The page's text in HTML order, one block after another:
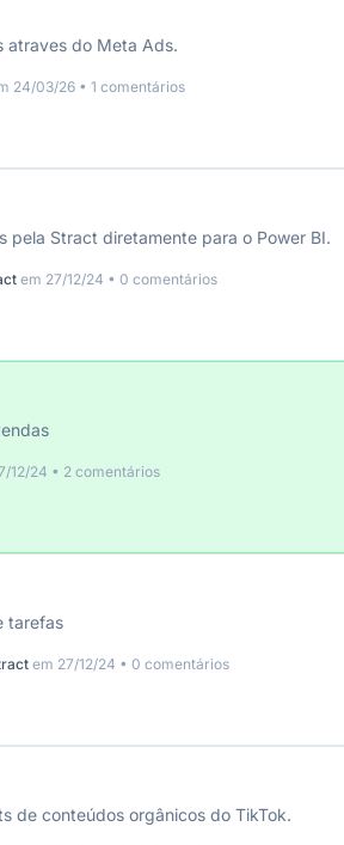
atraves do Meta Ads.
24/03/26 • 1 comentários
pela Stract diretamente para o Power BI.
em 27/12/24 • 0 comentários
12/24 • 2 comentários
tarefas
em 27/12/24 • 0 comentários
de conteúdos orgânicos do TikTok.